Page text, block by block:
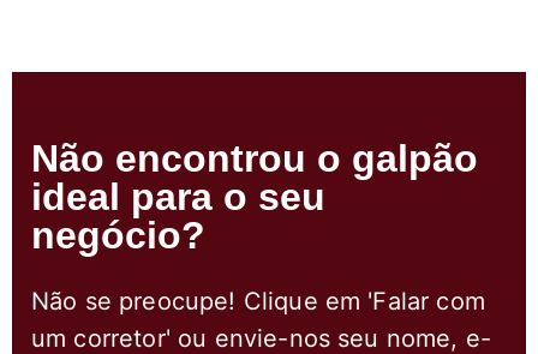
Não encontrou o galpão
ideal para o seu
negócio?
Não se preocupe! Clique em 'Falar com
um corretor' ou envie-nos seu nome, e-